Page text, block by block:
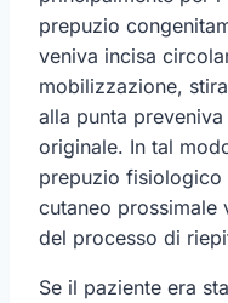
prepuzio
veniva incisa
mobilizzazione,
alla punta
originale. In tal
prepuzio
cutaneo prossimale
del processo di
Se il paziente era